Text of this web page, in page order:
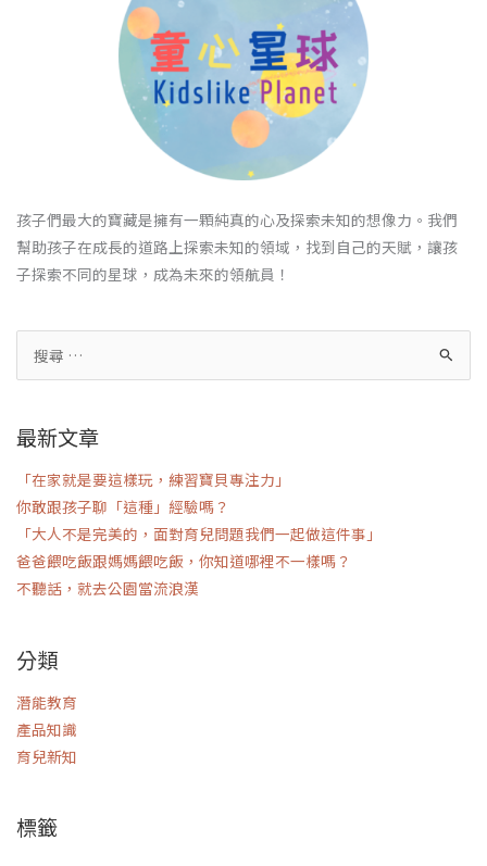
孩子們最大的寶藏是擁有一顆純真的心及探索未知的想像力。我們
幫助孩子在成長的道路上探索未知的領域，找到自己的天賦，讓孩
子探索不同的星球，成為未來的領航員！
最新文章
「在家就是要這樣玩，練習寶貝專注力」
你敢跟孩子聊「這種」經驗嗎？
「大人不是完美的，面對育兒問題我們一起做這件事」
爸爸餵吃飯跟媽媽餵吃飯，你知道哪裡不一樣嗎？
不聽話，就去公園當流浪漢
分類
潛能教育
產品知識
育兒新知
標籤